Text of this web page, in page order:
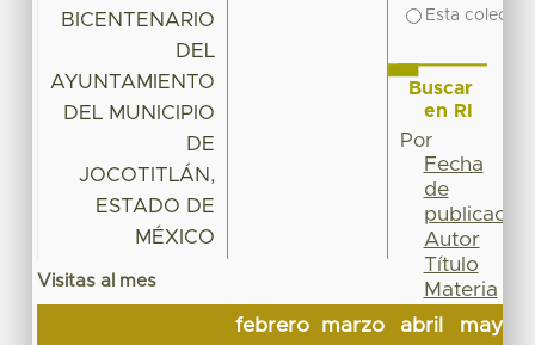
BICENTENARIO
DEL
AYUNTAMIENTO
DEL MUNICIPIO
DE
JOCOTITLÁN,
ESTADO DE
MÉXICO
Visitas al mes
febrero
marzo
abril
mayo
Esta
Buscar
en RI
Por
Fecha
de
publicación
Autor
Título
Materia
Tipo